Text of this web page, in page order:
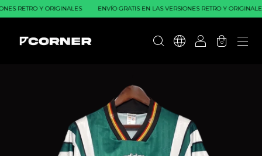
RETRO Y ORIGINALES ENVÍO GRATIS EN LAS VERSIONES RETRO Y ORIGINALES
0